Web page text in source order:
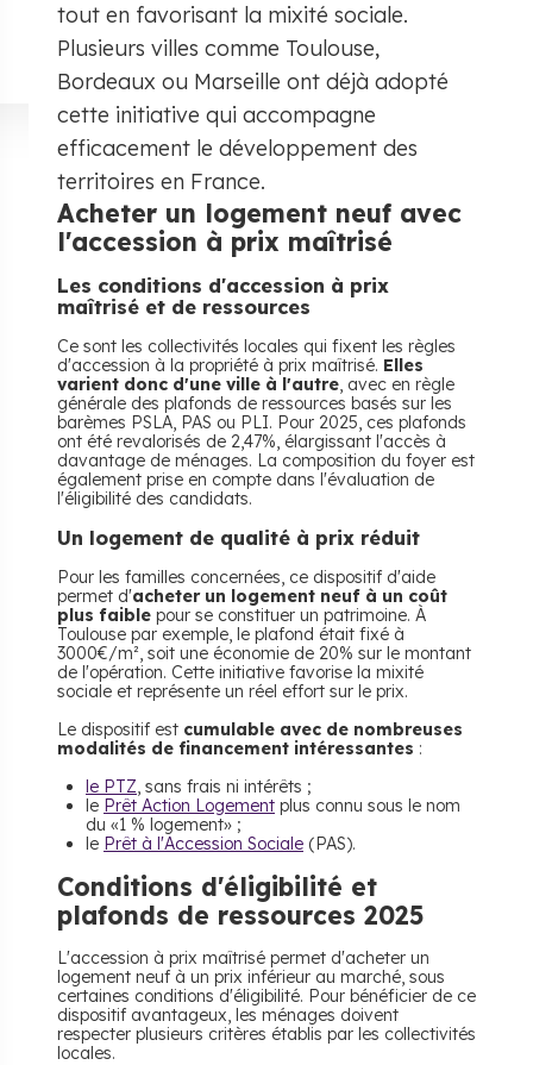
tout en favorisant la mixité sociale.
Plusieurs villes comme Toulouse,
Bordeaux ou Marseille ont déjà adopté
cette initiative qui accompagne
efficacement le développement des
territoires en France.
Acheter un logement neuf avec
l'accession à prix maîtrisé
Les conditions d'accession à prix
maîtrisé et de ressources
Ce sont les collectivités locales qui fixent les règles
d'accession à la propriété à prix maîtrisé. Elles
varient donc d'une ville à l'autre, avec en règle
générale des plafonds de ressources basés sur les
barèmes PSLA, PAS ou PLI. Pour 2025, ces plafonds
ont été revalorisés de 2,47%, élargissant l'accès à
davantage de ménages. La composition du foyer est
également prise en compte dans l'évaluation de
l'éligibilité des candidats.
Un logement de qualité à prix réduit
Pour les familles concernées, ce dispositif d'aide
permet d'acheter un logement neuf à un coût
plus faible pour se constituer un patrimoine. À
Toulouse par exemple, le plafond était fixé à
3000€/m², soit une économie de 20% sur le montant
de l'opération. Cette initiative favorise la mixité
sociale et représente un réel effort sur le prix.
Le dispositif est cumulable avec de nombreuses
modalités de financement intéressantes :
le PTZ, sans frais ni intérêts ;
le Prêt Action Logement plus connu sous le nom
du «1 % logement» ;
le Prêt à l'Accession Sociale (PAS).
Conditions d'éligibilité et
plafonds de ressources 2025
L'accession à prix maîtrisé permet d'acheter un
logement neuf à un prix inférieur au marché, sous
certaines conditions d'éligibilité. Pour bénéficier de ce
dispositif avantageux, les ménages doivent
respecter plusieurs critères établis par les collectivités
locales.